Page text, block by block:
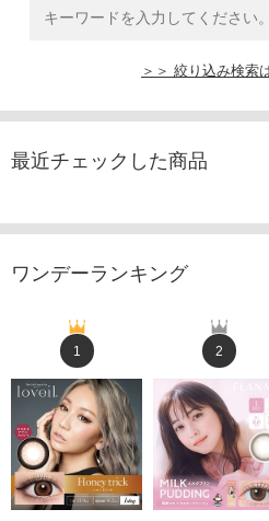
＞＞ 絞り込み検索
最近チェックした商品
ワンデーランキング
1 2